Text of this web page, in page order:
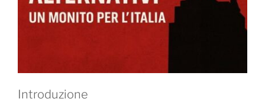
Introduzione